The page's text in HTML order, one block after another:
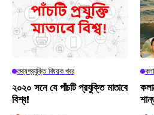
তথ্যপ্রযুক্তি বিষয়ক খবর
২০২০ সনে যে পাঁচটি প্রযুক্তি মাতাবে
বিশ্ব!